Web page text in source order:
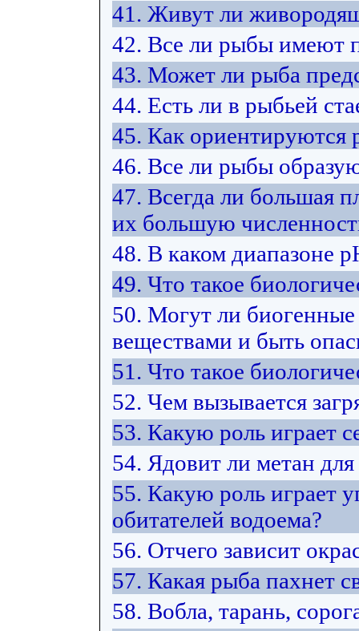
41. Живут ли
42. Все ли рыбы имеют
43. Может ли рыба
44. Есть ли в рыбьей
45. Как ориентируются
46. Все ли рыбы
47. Всегда ли большая
их большую
48. В каком диапазоне
49. Что такое
50. Могут ли
веществами и быть
51. Что такое
52. Чем вызывается
53. Какую роль играет
54. Ядовит ли метан
55. Какую роль играет
обитателей водоема?
56. Отчего зависит
57. Какая рыба пахнет
58. Вобла, тарань,